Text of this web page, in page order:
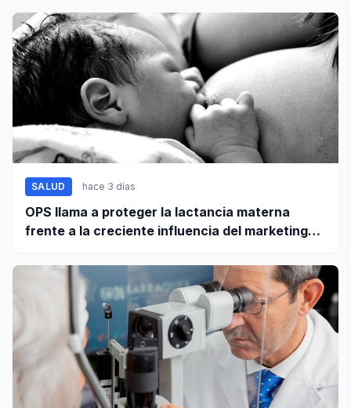
SALUD hace 3 días
OPS llama a proteger la lactancia materna
frente a la creciente influencia del marketing